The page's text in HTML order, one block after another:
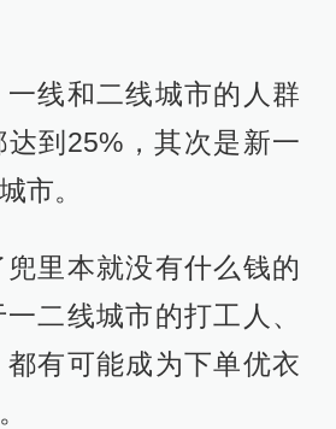
线和二线城市的人群
到25%，其次是新一
市。
里本就没有什么钱的
二线城市的打工人、
都有可能成为下单优衣